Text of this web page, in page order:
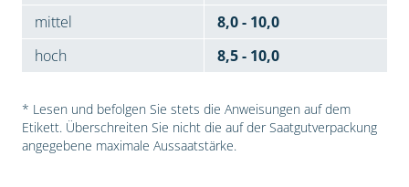
mittel
8,0 - 10,0
hoch
8,5 - 10,0
* Lesen und befolgen Sie stets die Anweisungen auf dem
Etikett. Überschreiten Sie nicht die auf der Saatgutverpackung
angegebene maximale Aussaatstärke.